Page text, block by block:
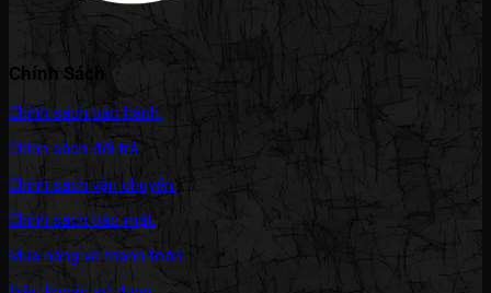
Chính Sách
Chính sách bảo hành.
Chính sách đổi trả.
Chính sách vận chuyển.
Chính sách bảo mật.
Mua hàng và thanh toán.